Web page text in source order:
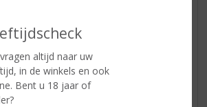
altijd naar uw
in de winkels en ook
Bent u 18 jaar of
geplaatst voor dit product